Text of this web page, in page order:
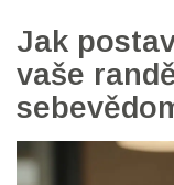
Jak
vaše